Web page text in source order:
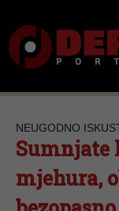
NEUGODNO
Sumnjate
mjehura,